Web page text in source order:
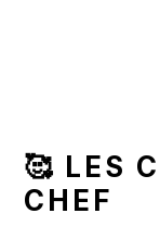
🥰 LES
CHEF